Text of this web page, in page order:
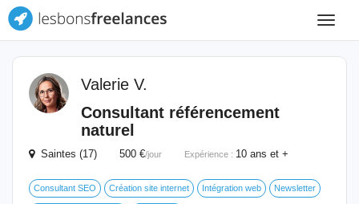
Toggle
Valerie V.
Consultant référencement
naturel
Saintes (17) 500 €/jour Expérience : 10 ans et +
Consultant SEO Création site internet Intégration web Newsletter